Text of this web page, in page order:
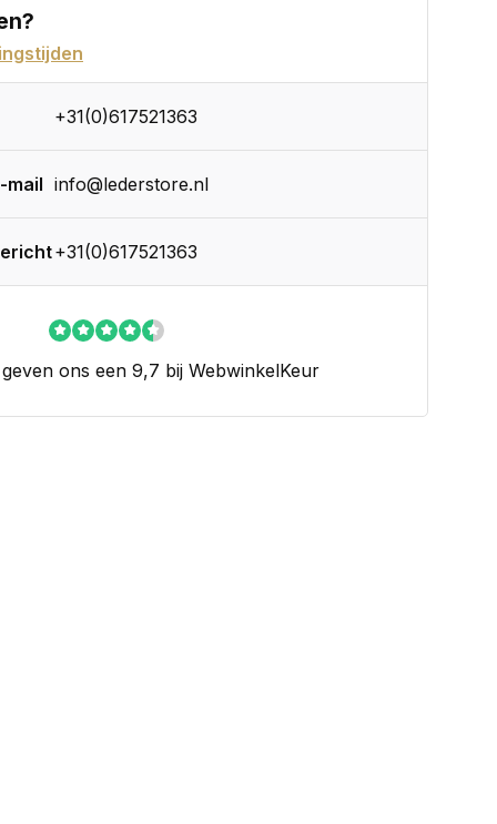
+31(0)617521363
mail info@lederstore.nl
+31(0)617521363
ons een 9,7 bij WebwinkelKeur